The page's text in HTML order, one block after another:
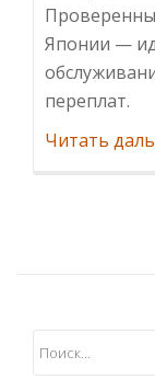
Японии —
переплат.
Читать